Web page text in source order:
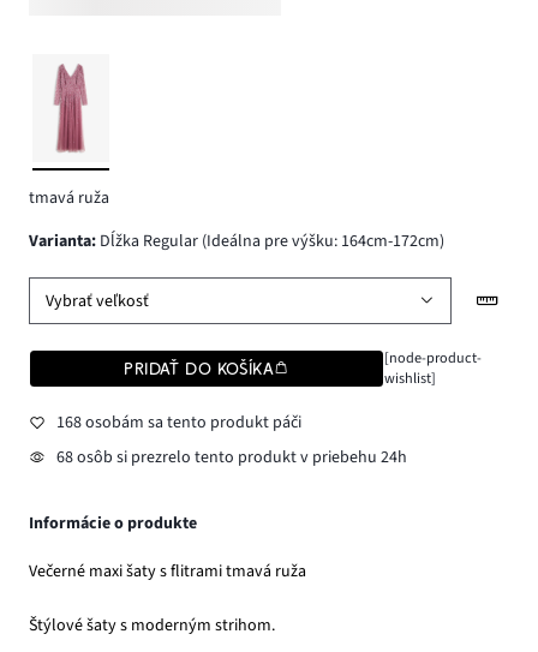
tmavá ruža
varianta: Dĺžka Regular (Ideálna pre výšku: 164cm-172cm)
Vybrať veľkosť
PRIDAŤ DO KOŠÍKA
[node-product-
wishlist]
168 osobám sa tento produkt páči
68 osôb si prezrelo tento produkt v priebehu 24h
Informácie o produkte
Večerné maxi šaty s flitrami tmavá ruža
Štýlové šaty s moderným strihom.